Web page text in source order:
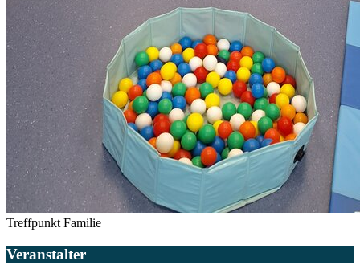
Treffpunkt Familie
Veranstalter